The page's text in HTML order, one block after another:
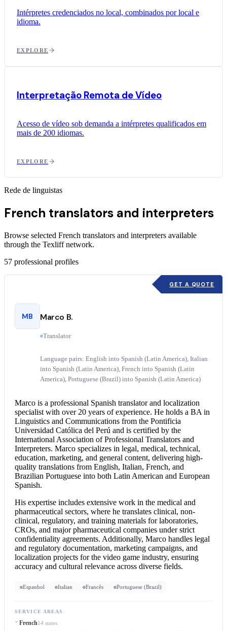
Intérpretes credenciados no local, combinados por local e
idioma.
EXPLORE
Interpretação Remota de Vídeo
Acesso de vídeo sob demanda a intérpretes qualificados em
mais de 200 idiomas.
EXPLORE
Rede de linguistas
French translators and interpreters
Browse selected French translators and interpreters available
through the Texliff network.
57 professional profiles
GET A QUOTE
MB Marco B.
Translator
Language pairs: English into Spanish (Latin America), Italian
into Spanish (Latin America), French into Spanish (Latin
America), Portuguese (Brazil) into Spanish (Latin America)
Marco is a professional Spanish translatorand localization
specialist with over 20 years of experience. He holds a BA in
Linguistics and Communications from the Pontificia
Universidad Católica del Perú and is certified by the
International Association of Professional Translators and
Interpreters. Marco specializes in legal, medical, technical,
education, marketing, and general content, delivering high-
quality translations from English, Italian, French, and
Brazilian Portuguese into both Latin American and European
Spanish.
His expertise includes extensive work in the medical and
pharmaceutical sectors, where he translates clinical, non-
clinical, regulatory, and training materials for laboratories,
CROs, and major pharmaceutical companies under strict
confidentiality agreements. Additionally, Marco handles legal
and regulatory documentation, marketing campaigns, and
localization projects for the video game industry, ensuring
accuracy and cultural relevance across diverse fields.
Espanhol Italian Francês Portuguese (Brazil)
SERVICE AREAS
French14 states